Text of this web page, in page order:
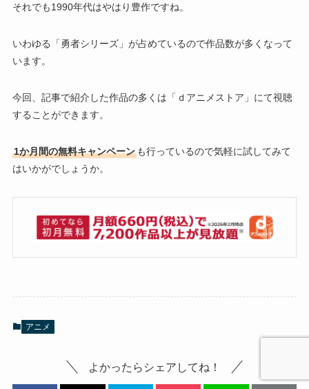
それでも1990年代はやはり豊作ですね。
いわゆる「勇者シリーズ」が占めているので作品数が多くなって
います。
今回、記事で紹介した作品の多くは「ｄアニメストア」にて視聴
することができます。
1か月間の無料キャンペーンも行っているので気軽に試してみて
はいかがでしょうか。
アニメ
よかったらシェアしてね！